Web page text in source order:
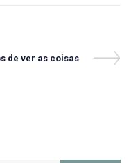
de ver as coisas